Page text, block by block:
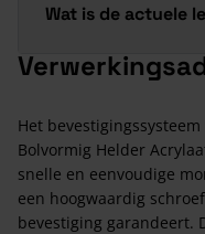
Wat is de actuele
Het
Bolvormig Helder
snelle en eenvoudige
een hoogwaardig
bevestiging garandeert.